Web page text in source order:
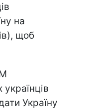
на
щоб
Україну